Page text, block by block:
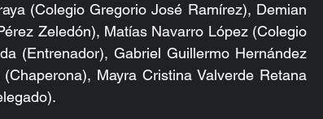
(Colegio Gregorio José Ramírez), Demian
Zeledón), Matías Navarro López (Colegio
(Entrenador), Gabriel Guillermo Hernández
Mayra Cristina Valverde Retana